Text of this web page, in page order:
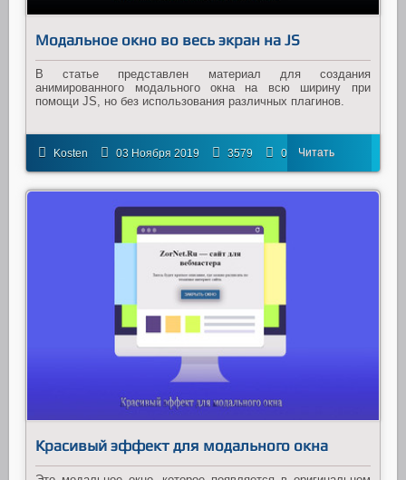
Модальное окно во весь экран на JS
В статье представлен материал для создания
анимированного модального окна на всю ширину при
помощи JS, но без использования различных плагинов.
Kosten 03 Ноября 2019 3579 0 Читать
далее
Красивый эффект для модального окна